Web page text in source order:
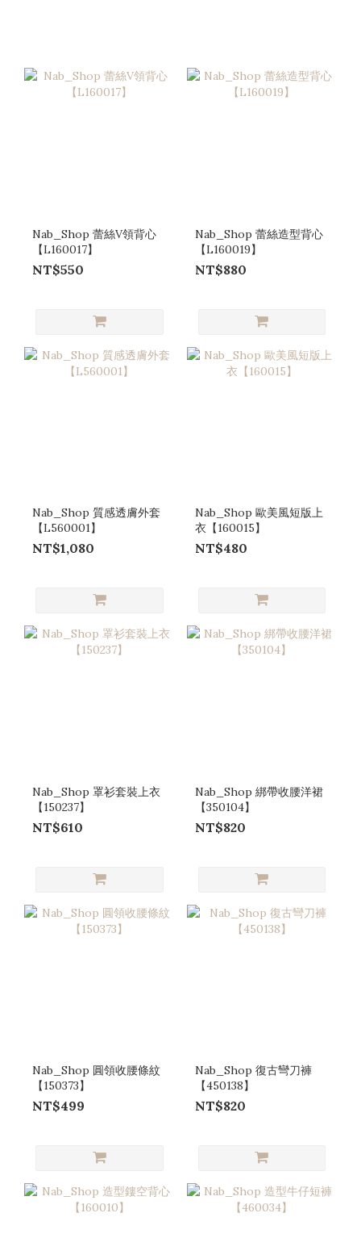
Nab_Shop 蕾絲V領背心
【L160017】
NT$550
Nab_Shop 蕾絲造型背心
【L160019】
NT$880
Nab_Shop 質感透膚外套
【L560001】
NT$1,080
Nab_Shop 歐美風短版上
衣【160015】
NT$480
Nab_Shop 罩衫套裝上衣
【150237】
NT$610
Nab_Shop 綁帶收腰洋裙
【350104】
NT$820
Nab_Shop 圓領收腰條紋
【150373】
NT$499
Nab_Shop 復古彎刀褲
【450138】
NT$820